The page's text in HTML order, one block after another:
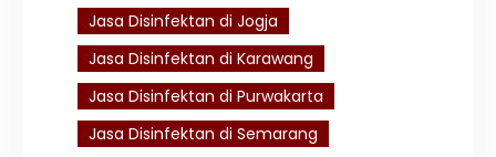
Jasa Disinfektan di Jogja
Jasa Disinfektan di Karawang
Jasa Disinfektan di Purwakarta
Jasa Disinfektan di Semarang